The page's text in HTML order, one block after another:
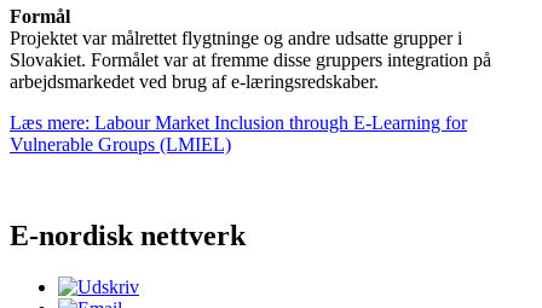
Formål
Projektet var målrettet flygtninge og andre udsatte grupper i
Slovakiet. Formålet var at fremme disse gruppers integration på
arbejdsmarkedet ved brug af e-læringsredskaber.
Læs mere: Labour Market Inclusion through E-Learning for
Vulnerable Groups (LMIEL)
E-nordisk nettverk